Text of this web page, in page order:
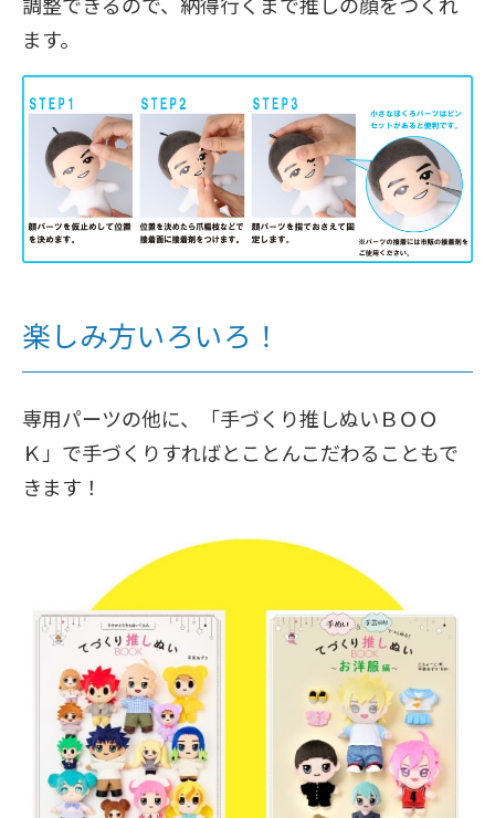
ます。
楽しみ方いろいろ！
専用パーツの他に、「手づくり推しぬいＢＯＯ
Ｋ」で手づくりすればとことんこだわることもで
きます！